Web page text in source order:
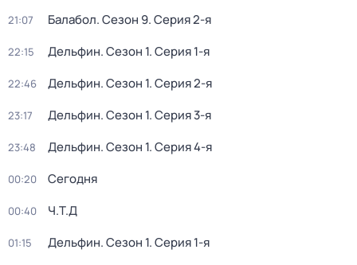
21:07 Балабол. Сезон 9. Серия 2-я
22:15 Дельфин. Сезон 1. Серия 1-я
22:46 Дельфин. Сезон 1. Серия 2-я
23:17 Дельфин. Сезон 1. Серия 3-я
23:48 Дельфин. Сезон 1. Серия 4-я
00:20 Сегодня
00:40 Ч.T.Д
01:15 Дельфин. Сезон 1. Серия 1-я